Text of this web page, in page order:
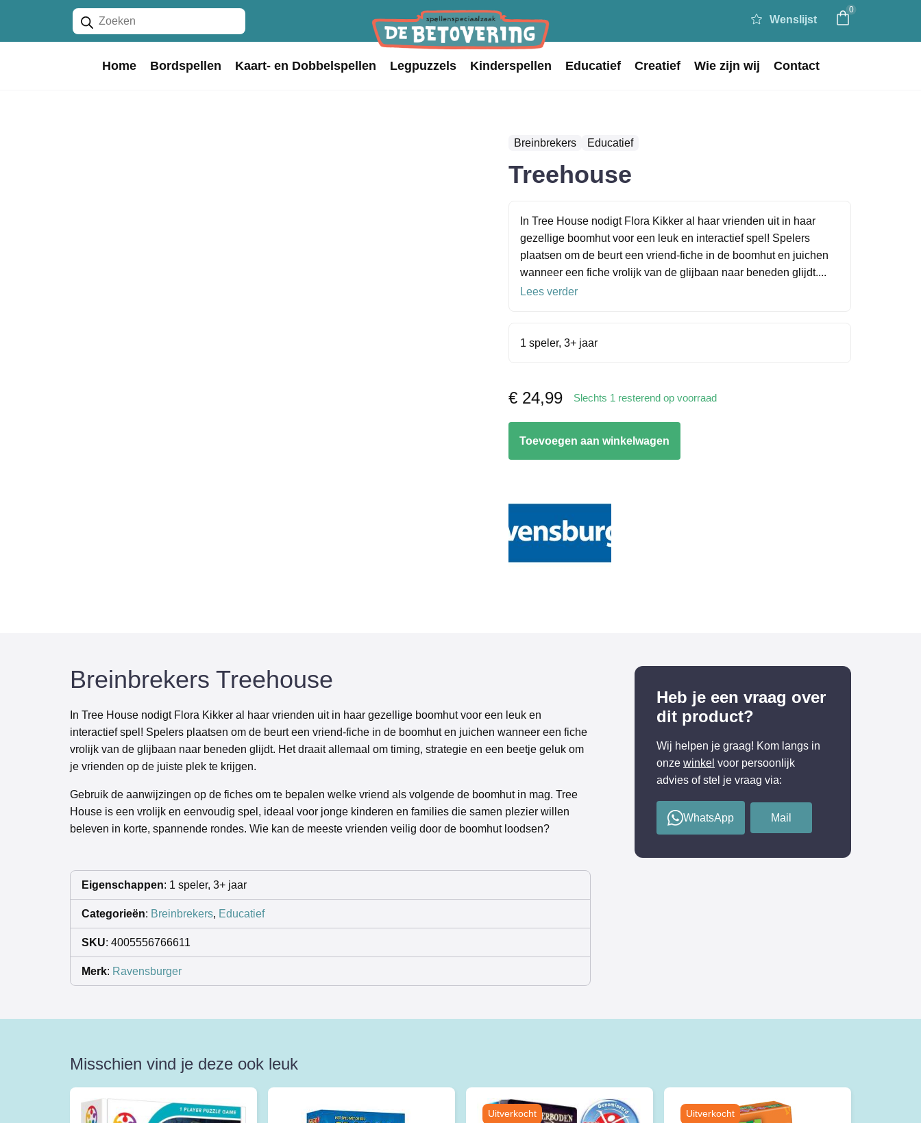
Producten
zoeken
Wenslijst
0
Home Bordspellen Kaart- en Dobbelspellen Legpuzzels Kinderspellen Educatief Creatief Wie zijn wij Contact
Breinbrekers Educatief
Treehouse
In Tree House nodigt Flora Kikker al haar vrienden uit in haar
gezellige boomhut voor een leuk en interactief spel! Spelers
plaatsen om de beurt een vriend-fiche in de boomhut en juichen
wanneer een fiche vrolijk van de glijbaan naar beneden glijdt....
Lees verder
1 speler, 3+ jaar
€ 24,99 Slechts 1 resterend op voorraad
aantal
Toevoegen aan winkelwagen
Breinbrekers Treehouse
In Tree House nodigt Flora Kikker al haar vrienden uit in haar gezellige boomhut voor een leuk en
interactief spel! Spelers plaatsen om de beurt een vriend-fiche in de boomhut en juichen wanneer een fiche
vrolijk van de glijbaan naar beneden glijdt. Het draait allemaal om timing, strategie en een beetje geluk om
je vrienden op de juiste plek te krijgen.
Gebruik de aanwijzingen op de fiches om te bepalen welke vriend als volgende de boomhut in mag. Tree
House is een vrolijk en eenvoudig spel, ideaal voor jonge kinderen en families die samen plezier willen
beleven in korte, spannende rondes. Wie kan de meeste vrienden veilig door de boomhut loodsen?
Eigenschappen: 1 speler, 3+ jaar
Categorieën: Breinbrekers, Educatief
SKU: 4005556766611
Merk: Ravensburger
Heb je een vraag over
dit product?
Wij helpen je graag! Kom langs in
onze winkel voor persoonlijk
advies of stel je vraag via:
WhatsApp Mail
Misschien vind je deze ook leuk